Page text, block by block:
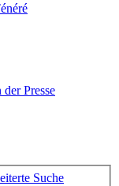
Presse
Suche